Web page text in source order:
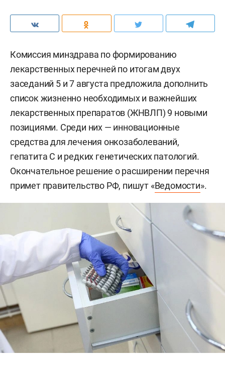
Комиссия минздрава по формированию
лекарственных перечней по итогам двух
заседаний 5 и 7 августа предложила дополнить
список жизненно необходимых и важнейших
лекарственных препаратов (ЖНВЛП) 9 новыми
позициями. Среди них — инновационные
средства для лечения онкозаболеваний,
гепатита С и редких генетических патологий.
Окончательное решение о расширении перечня
примет правительство РФ, пишут «Ведомости».